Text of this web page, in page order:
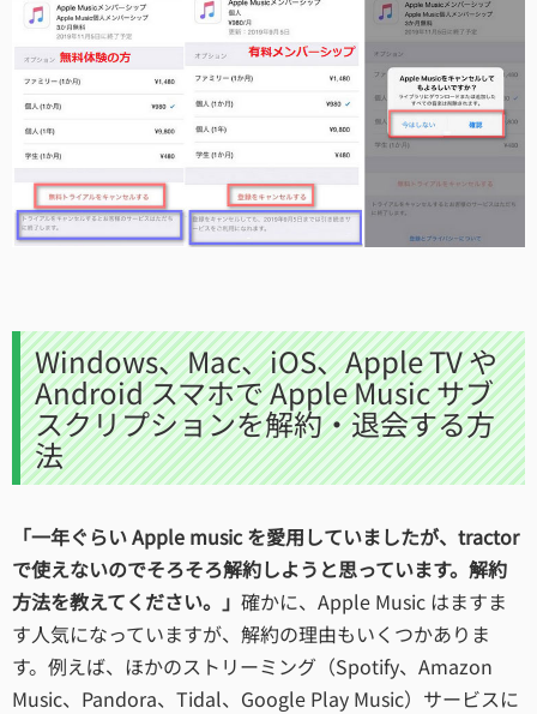
Windows、Mac、iOS、Apple TV や
Android スマホで Apple Music サブ
スクリプションを解約・退会する方
法
「一年ぐらい Apple music を愛用していましたが、tractor
で使えないのでそろそろ解約しようと思っています。解約
方法を教えてください。」 確かに、Apple Music はますま
す人気になっていますが、解約の理由もいくつかありま
す。例えば、ほかのストリーミング（Spotify、Amazon
Music、Pandora、Tidal、Google Play Music）サービスに